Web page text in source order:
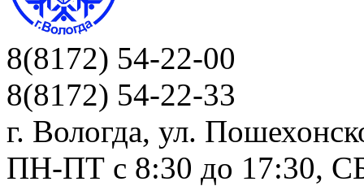
8(8172) 54-22-00
8(8172) 54-22-33
г. Вологда, ул.
ПН-ПТ c 8:30 до 17:30,